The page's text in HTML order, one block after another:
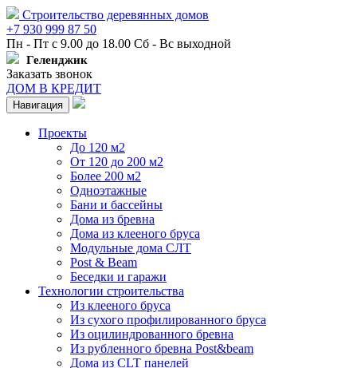
Строительство деревянных домов
+7 930 999 87 50
Пн - Пт с 9.00 до 18.00 Сб - Вс выходной
Геленджик
Заказать звонок
ДОМ В КРЕДИТ
Навигация
Проекты
До 120 м2
От 120 до 200 м2
Более 200 м2
Одноэтажные
Бани и бассейны
Дома из бревна
Дома из клееного бруса
Модульные дома СЛТ
Post & Beam
Беседки и гаражи
Технологии строительства
Из клееного бруса
Из сухого профилированного бруса
Из оцилиндрованного бревна
Из рубленного бревна Post&beam
Дома из CLT панелей